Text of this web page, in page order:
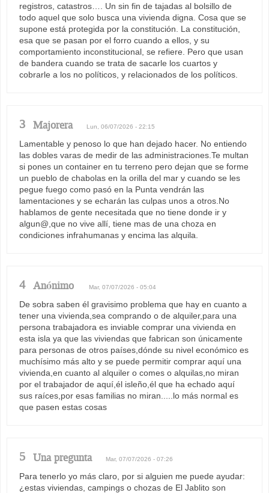
registros, catastros…. Un sin fin de tajadas al bolsillo de
todo aquel que solo busca una vivienda digna. Cosa que se
supone está protegida por la constitución. La constitución,
esa que se pasan por el forro cuando a ellos, y su
comportamiento inconstitucional, se refiere. Pero que usan
de bandera cuando se trata de sacarle los cuartos y
cobrarle a los no políticos, y relacionados de los políticos.
3 Majorera Lun, 06/07/2026 - 22:15
Lamentable y penoso lo que han dejado hacer. No entiendo
las dobles varas de medir de las administraciones.Te multan
si pones un container en tu terreno pero dejan que se forme
un pueblo de chabolas en la orilla del mar y cuando se les
pegue fuego como pasó en la Punta vendrán las
lamentaciones y se echarán las culpas unos a otros.No
hablamos de gente necesitada que no tiene donde ir y
algun@,que no vive allí, tiene mas de una choza en
condiciones infrahumanas y encima las alquila.
4 Anónimo Mar, 07/07/2026 - 05:04
De sobra saben él gravisimo problema que hay en cuanto a
tener una vivienda,sea comprando o de alquiler,para una
persona trabajadora es inviable comprar una vivienda en
esta isla ya que las viviendas que fabrican son únicamente
para personas de otros países,dónde su nivel económico es
muchísimo más alto y se puede permitir comprar aquí una
vivienda,en cuanto al alquiler o comes o alquilas,no miran
por el trabajador de aquí,él isleño,él que ha echado aquí
sus raíces,por esas familias no miran.....lo más normal es
que pasen estas cosas
5 Una pregunta Mar, 07/07/2026 - 07:26
Para tenerlo yo más claro, por si alguien me puede ayudar:
¿estas viviendas, campings o chozas de El Jablito son